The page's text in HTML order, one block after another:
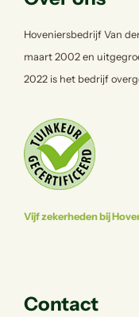
Hoveniersbedrijf Van
maart 2002 en
2022 is het bedrijf
Vijf zekerheden bij
Contact